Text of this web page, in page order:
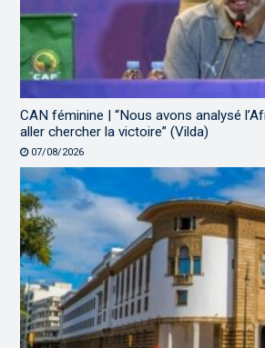
CAN féminine | “Nous avons analysé
aller chercher la victoire” (Vilda)
07/08/2026